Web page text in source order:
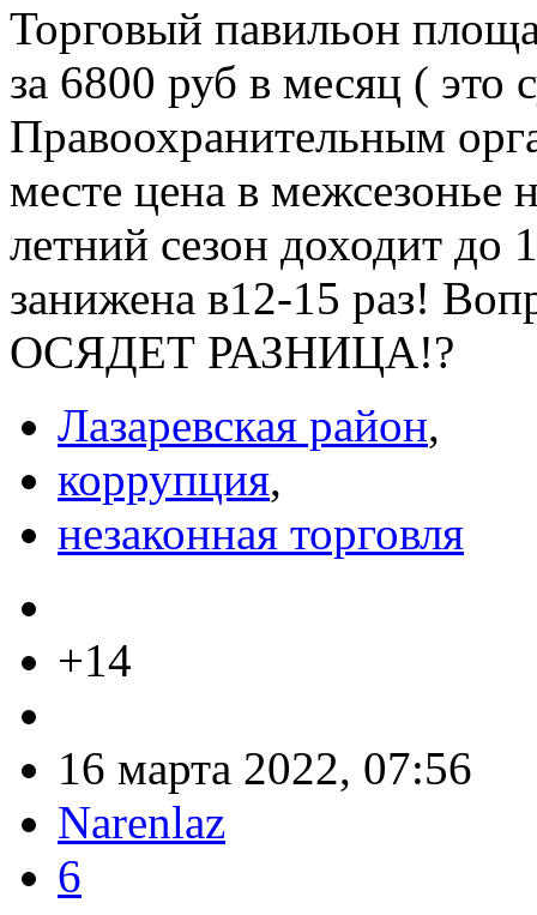
Торговый павильон
за 6800 руб в месяц ( это
Правоохранительным
месте цена в межсезонье
летний сезон доходит до
занижена в12-15 раз!
ОСЯДЕТ РАЗНИЦА!?
Лазаревская район,
коррупция,
незаконная торговля
+14
16 марта 2022, 07:56
Narenlaz
6